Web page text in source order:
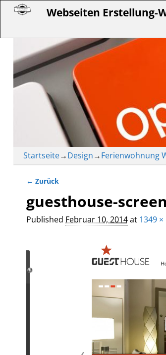
Webseiten Erstellung-
Startseite→Design→Ferienwohnung
← Zurück
guesthouse-
Published Februar 10, 2014at 1349 ×